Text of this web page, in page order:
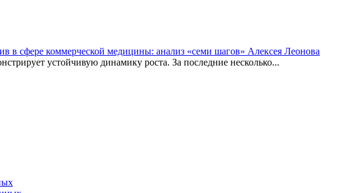
в сфере коммерческой медицины: анализ «семи шагов» Алексея Леонова
устойчивую динамику роста. За последние несколько...